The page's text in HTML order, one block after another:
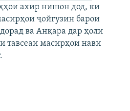
ахир нишон дод, ки
ҷойгузин барои
ва Анқара дар ҳоли
тавсеаи масирҳои нави